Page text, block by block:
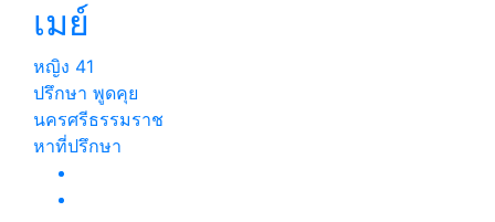
เมย์
หญิง 41
ปรึกษา พูดคุย
นครศรีธรรมราช
หาที่ปรึกษา